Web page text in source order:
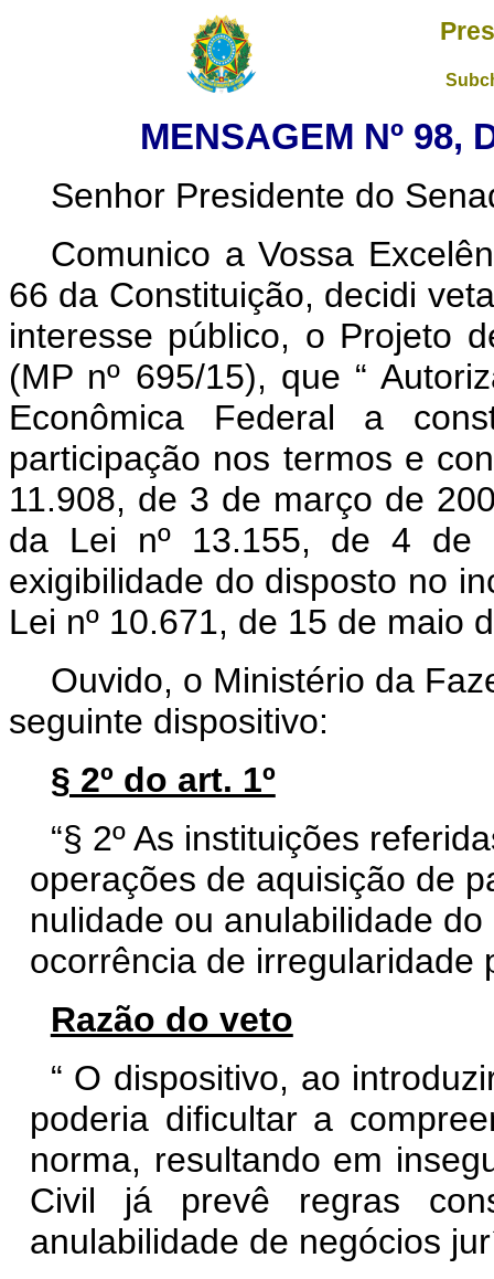
MENSAGEM Nº 98,
Senhor Presidente do
Comunico a Vossa
66 da Constituição, decidi
interesse público, o Projeto
(MP nº 695/15), que “
Econômica Federal a
participação nos termos e
11.908, de 3 de março de
da Lei nº 13.155, de 4 de
exigibilidade do disposto no
Lei nº 10.671, de 15 de maio
Ouvido, o Ministério da
seguinte dispositivo:
§ 2º do art. 1º
“§ 2º As instituições
operações de aquisição de
nulidade ou anulabilidade
ocorrência de irregularidade
Razão do veto
“ O dispositivo, ao
poderia dificultar a
norma, resultando em
Civil já prevê regras
anulabilidade de negócios